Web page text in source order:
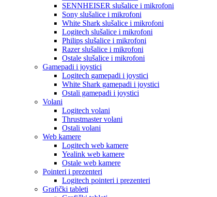
SENNHEISER slušalice i mikrofoni
Sony slušalice i mikrofoni
White Shark slušalice i mikrofoni
Logitech slušalice i mikrofoni
Philips slušalice i mikrofoni
Razer slušalice i mikrofoni
Ostale slušalice i mikrofoni
Gamepadi i joystici
Logitech gamepadi i joystici
White Shark gamepadi i joystici
Ostali gamepadi i joystici
Volani
Logitech volani
Thrustmaster volani
Ostali volani
Web kamere
Logitech web kamere
Yealink web kamere
Ostale web kamere
Pointeri i prezenteri
Logitech pointeri i prezenteri
Grafički tableti